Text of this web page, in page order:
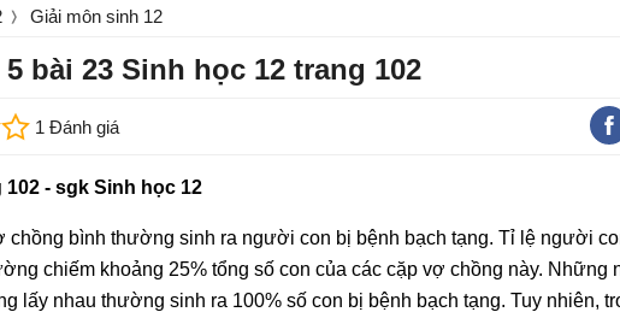
Giải môn sinh 12
bài 23 Sinh học 12 trang 102
1 Đánh giá
102 - sgk Sinh học 12
chồng bình thường sinh ra người con bị bệnh bạch tạng. Tỉ lệ người
chiếm khoảng 25% tổng số con của các cặp vợ chồng này. Những
lấy nhau thường sinh ra 100% số con bị bệnh bạch tạng. Tuy nhiên,